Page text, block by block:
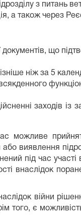
з питань
а також через
що
ніж за 5
заходів
можливе
виявлення
під час
внаслідок
війни
того, є